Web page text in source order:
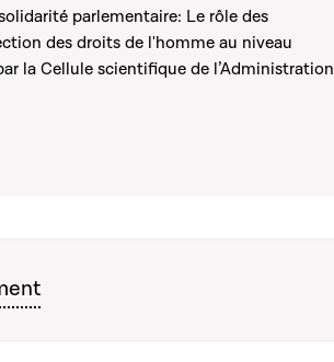
parlementaire: Le rôle des
des droits de l'homme au niveau
la Cellule scientifique de l’Administration